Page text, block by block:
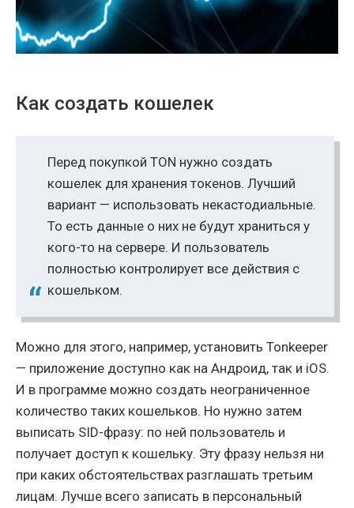
Как создать кошелек
Перед покупкой TON нужно создать
кошелек для хранения токенов. Лучший
вариант — использовать некастодиальные.
То есть данные о них не будут храниться у
кого-то на сервере. И пользователь
полностью контролирует все действия с
кошельком.
Можно для этого, например, установить Tonkeeper
— приложение доступно как на Андроид, так и iOS.
И в программе можно создать неограниченное
количество таких кошельков. Но нужно затем
выписать SID-фразу: по ней пользователь и
получает доступ к кошельку. Эту фразу нельзя ни
при каких обстоятельствах разглашать третьим
лицам. Лучше всего записать в персональный